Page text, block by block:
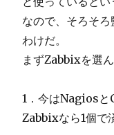
なので、そろそ
わけだ。
まずZabbixを選
1．今はNagiosと
Zabbixなら1個で